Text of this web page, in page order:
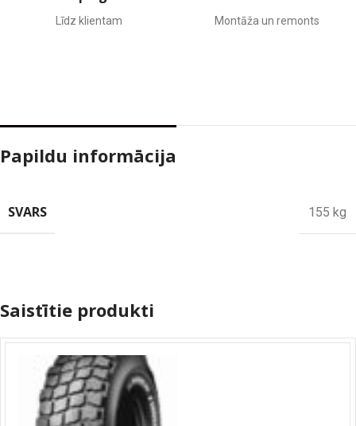
Līdz klientam Montāža un remonts
Papildu informācija
SVARS 155 kg
Saistītie produkti